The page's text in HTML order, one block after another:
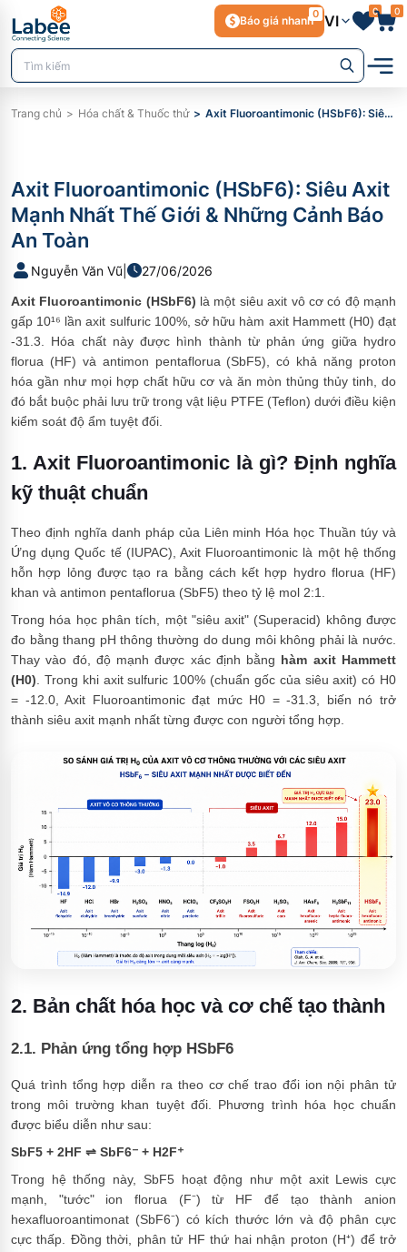
Báo giá nhanh
0 VI
0 0
Trang chủ Hóa chất & Thuốc thử Axit Fluoroantimonic (HSbF6): Siêu Axit Mạnh Nhất Thế Giới & Những Cảnh Báo An Toàn
Axit Fluoroantimonic (HSbF6): Siêu Axit
Mạnh Nhất Thế Giới & Những Cảnh Báo
An Toàn
Nguyễn Văn Vũ 27/06/2026
Axit Fluoroantimonic (HSbF6) là một siêu axit vô cơ có độ mạnh
gấp 10¹⁶ lần axit sulfuric 100%, sở hữu hàm axit Hammett (H0) đạt
-31.3. Hóa chất này được hình thành từ phản ứng giữa hydro
florua (HF) và antimon pentaflorua (SbF5), có khả năng proton
hóa gần như mọi hợp chất hữu cơ và ăn mòn thủng thủy tinh, do
đó bắt buộc phải lưu trữ trong vật liệu PTFE (Teflon) dưới điều kiện
kiểm soát độ ẩm tuyệt đối.
1. Axit Fluoroantimonic là gì? Định nghĩa
kỹ thuật chuẩn
Theo định nghĩa danh pháp của Liên minh Hóa học Thuần túy và
Ứng dụng Quốc tế (IUPAC), Axit Fluoroantimonic là một hệ thống
hỗn hợp lỏng được tạo ra bằng cách kết hợp hydro florua (HF)
khan và antimon pentaflorua (SbF5) theo tỷ lệ mol 2:1.
Trong hóa học phân tích, một "siêu axit" (Superacid) không được
đo bằng thang pH thông thường do dung môi không phải là nước.
Thay vào đó, độ mạnh được xác định bằng hàm axit Hammett
(H0) . Trong khi axit sulfuric 100% (chuẩn gốc của siêu axit) có H0
= -12.0, Axit Fluoroantimonic đạt mức H0 = -31.3, biến nó trở
thành siêu axit mạnh nhất từng được con người tổng hợp.
2. Bản chất hóa học và cơ chế tạo thành
2.1. Phản ứng tổng hợp HSbF6
Quá trình tổng hợp diễn ra theo cơ chế trao đổi ion nội phân tử
trong môi trường khan tuyệt đối. Phương trình hóa học chuẩn
được biểu diễn như sau:
SbF5 + 2HF ⇌ SbF6⁻ + H2F⁺
Trong hệ thống này, SbF5 hoạt động như một axit Lewis cực
mạnh, "tước" ion florua (F⁻) từ HF để tạo thành anion
hexafluoroantimonat (SbF6⁻) có kích thước lớn và độ phân cực
cực thấp. Đồng thời, phân tử HF thứ hai nhận proton (H⁺) để trở